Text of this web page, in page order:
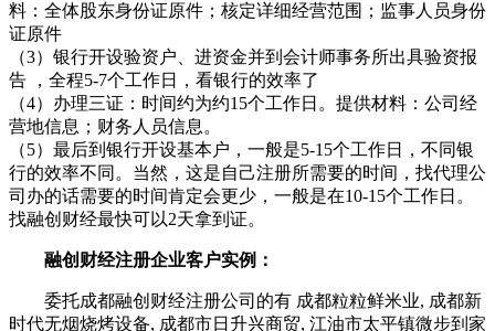
料：全体股东身份证原件；核定详细经营范围；监事人员身份
证原件
（3）银行开设验资户、进资金并到会计师事务所出具验资报
告 ，全程5-7个工作日，看银行的效率了
（4）办理三证：时间约为约15个工作日。提供材料：公司经
营地信息；财务人员信息。
（5）最后到银行开设基本户，一般是5-15个工作日，不同银
行的效率不同。当然，这是自己注册所需要的时间，找代理公
司办的话需要的时间肯定会更少，一般是在10-15个工作日。
找融创财经最快可以2天拿到证。
融创财经注册企业客户实例：
委托成都融创财经注册公司的有 成都粒粒鲜米业, 成都新
时代无烟烧烤设备, 成都市日升兴商贸, 江油市太平镇微步到家